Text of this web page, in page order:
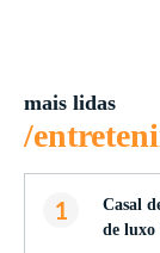
mais lidas
/
1
Casal
de luxo